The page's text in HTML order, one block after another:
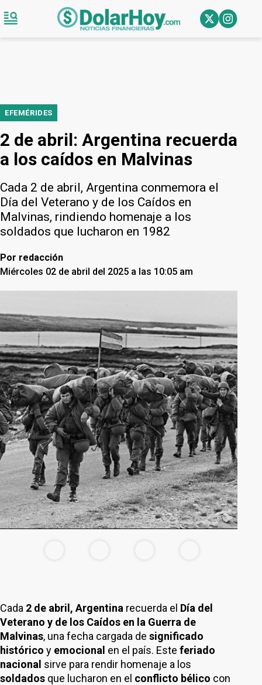
EFEMÉRIDES
2 de abril: Argentina recuerda
a los caídos en Malvinas
Cada 2 de abril, Argentina conmemora el
Día del Veterano y de los Caídos en
Malvinas, rindiendo homenaje a los
soldados que lucharon en 1982
Por redacción
Miércoles 02 de abril del 2025 a las 10:05 am
Cada 2 de abril, Argentina recuerda el Día del
Veterano y de los Caídos en la Guerra de
Malvinas, una fecha cargada de significado
histórico y emocional en el país. Este feriado
nacional sirve para rendir homenaje a los
soldados que lucharon en el conflicto bélico con